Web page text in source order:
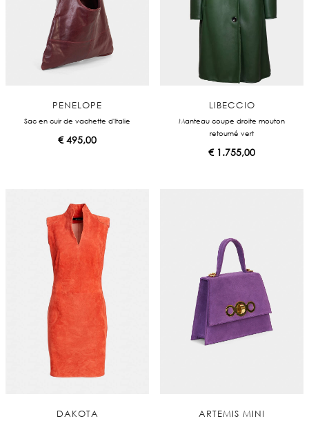
PENELOPE
Sac en cuir de vachette d'Italie
€495,00
LIBECCIO
Manteau coupe droite mouton
retourné vert
€1.755,00
DAKOTA ARTEMIS MINI